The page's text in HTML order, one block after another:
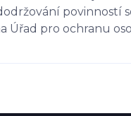
povinností
Úřad pro ochranu